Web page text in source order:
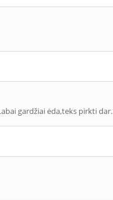
gardžiai ėda,teks pirkti dar.